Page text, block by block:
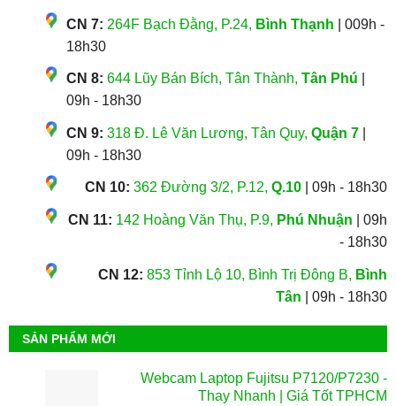
CN 7: 264F Bạch Đằng, P.24, Bình Thạnh | 009h -
18h30
CN 8: 644 Lũy Bán Bích, Tân Thành, Tân Phú
09h - 18h30
CN 9: 318 Đ. Lê Văn Lương, Tân Quy, Quận 7|
09h - 18h30
CN 10: 362 Đường 3/2, P.12,Q.10 | 09h - 18h30
CN 11: 142 Hoàng Văn Thụ, P.9, Phú Nhuận | 09h
- 18h30
CN 12: 853 Tỉnh Lộ 10, Bình Trị Đông B, Bình
Tân | 09h - 18h30
SẢN PHẨM MỚI
Webcam Laptop Fujitsu P7120/P7230 -
Thay Nhanh | Giá Tốt TPHCM